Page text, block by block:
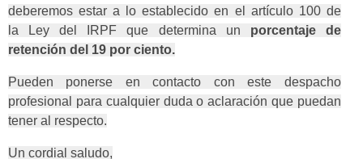
deberemos estar a lo establecido en el artículo 100 de
la Ley del IRPF que determina un porcentaje de
retención del 19 por ciento.
Pueden ponerse en contacto con este despacho
profesional para cualquier duda o aclaración que puedan
tener al respecto.
Un cordial saludo,